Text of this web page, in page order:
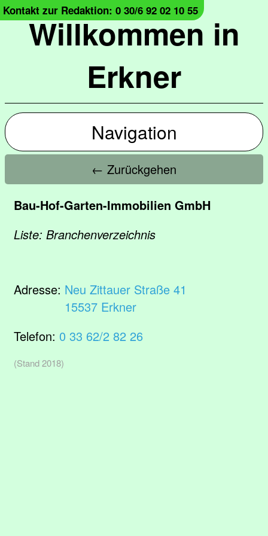
Willkommen in
Erkner
Kontakt zur Redaktion: 0 30/6 92 02 10 55
Navigation
← Zurückgehen
Bau-Hof-Garten-Immobilien GmbH
Liste: Branchenverzeichnis
Adresse: Neu Zittauer Straße 41
15537 Erkner
Telefon: 0 33 62/2 82 26
(Stand 2018)